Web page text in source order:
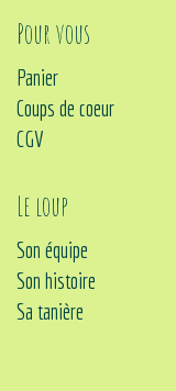
Pour vous
Panier
Coups de coeur
CGV
Le loup
Son équipe
Son histoire
Sa tanière